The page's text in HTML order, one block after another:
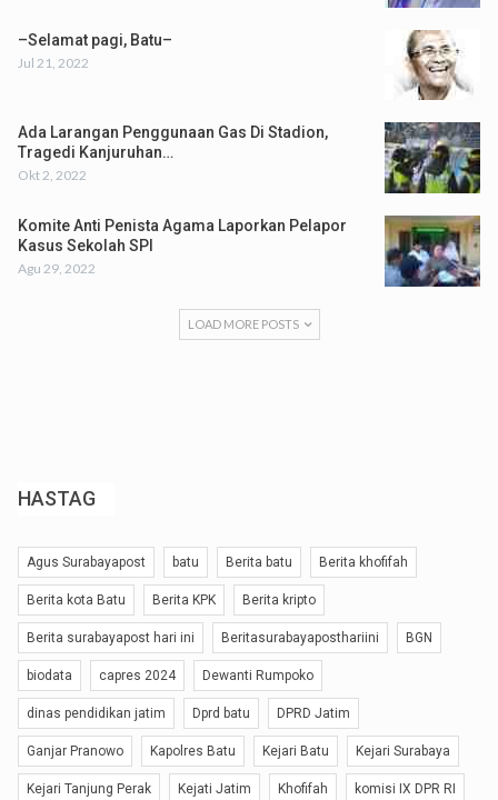
–Selamat pagi, Batu–
Jul 21, 2022
Ada Larangan Penggunaan Gas Di Stadion,
Tragedi Kanjuruhan…
Okt 2, 2022
Komite Anti Penista Agama Laporkan Pelapor
Kasus Sekolah SPI
Agu 29, 2022
LOAD MORE POSTS
HASTAG
Agus Surabayapost batu Berita batu Berita khofifah
Berita kota Batu Berita KPK Berita kripto
Berita surabayapost hari ini Beritasurabayaposthariini BGN
biodata capres 2024 Dewanti Rumpoko
dinas pendidikan jatim Dprd batu DPRD Jatim
Ganjar Pranowo Kapolres Batu Kejari Batu Kejari Surabaya
Kejari Tanjung Perak Kejati Jatim Khofifah komisi IX DPR RI